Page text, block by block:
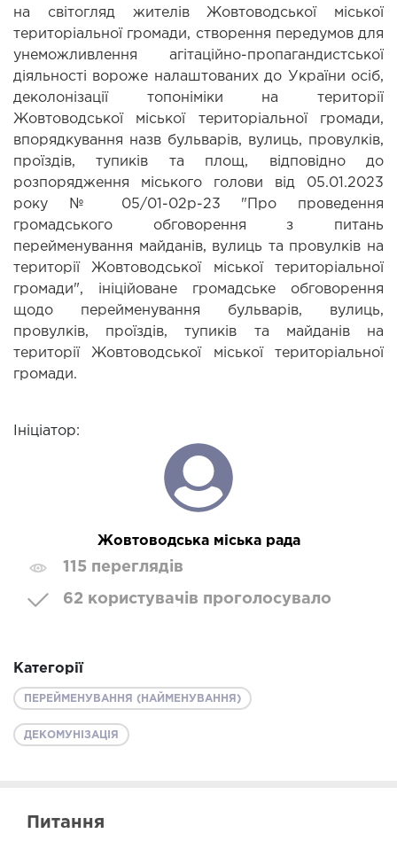
на світогляд жителів Жовтоводської міської
територіальної громади, створення передумов для
унеможливлення агітаційно-пропагандистської
діяльності вороже налаштованих до України осіб,
деколонізації топоніміки на території
Жовтоводської міської територіальної громади,
впорядкування назв бульварів, вулиць, провулків,
проїздів, тупиків та площ, відповідно до
розпорядження міського голови від 05.01.2023
року № 05/01-02р-23 "Про проведення
громадського обговорення з питань
перейменування майданів, вулиць та провулків на
території Жовтоводської міської територіальної
громади", ініційоване громадське обговорення
щодо перейменування бульварів, вулиць,
провулків, проїздів, тупиків та майданів на
території Жовтоводської міської територіальної
громади.
Ініціатор:
Жовтоводська міська рада
115 переглядів
62 користувачів проголосувало
Категорії
ПЕРЕЙМЕНУВАННЯ (НАЙМЕНУВАННЯ)
ДЕКОМУНІЗАЦІЯ
Питання